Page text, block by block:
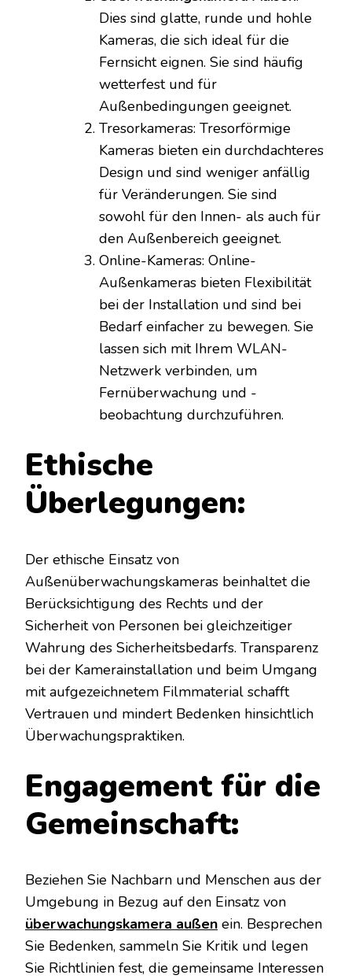
Dies sind glatte, runde und hohle
Kameras, die sich ideal für die
Fernsicht eignen. Sie sind häufig
wetterfest und für
Außenbedingungen geeignet.
Tresorkameras: Tresorförmige
Kameras bieten ein durchdachteres
Design und sind weniger anfällig
für Veränderungen. Sie sind
sowohl für den Innen- als auch für
den Außenbereich geeignet.
Online-Kameras: Online-
Außenkameras bieten Flexibilität
bei der Installation und sind bei
Bedarf einfacher zu bewegen. Sie
lassen sich mit Ihrem WLAN-
Netzwerk verbinden, um
Fernüberwachung und -
beobachtung durchzuführen.
Ethische
Überlegungen:
Der ethische Einsatz von
Außenüberwachungskameras beinhaltet die
Berücksichtigung des Rechts und der
Sicherheit von Personen bei gleichzeitiger
Wahrung des Sicherheitsbedarfs. Transparenz
bei der Kamerainstallation und beim Umgang
mit aufgezeichnetem Filmmaterial schafft
Vertrauen und mindert Bedenken hinsichtlich
Überwachungspraktiken.
Engagement für die
Gemeinschaft:
Beziehen Sie Nachbarn und Menschen aus der
Umgebung in Bezug auf den Einsatz von
überwachungskamera außen ein. Besprechen
Sie Bedenken, sammeln Sie Kritik und legen
Sie Richtlinien fest, die gemeinsame Interessen